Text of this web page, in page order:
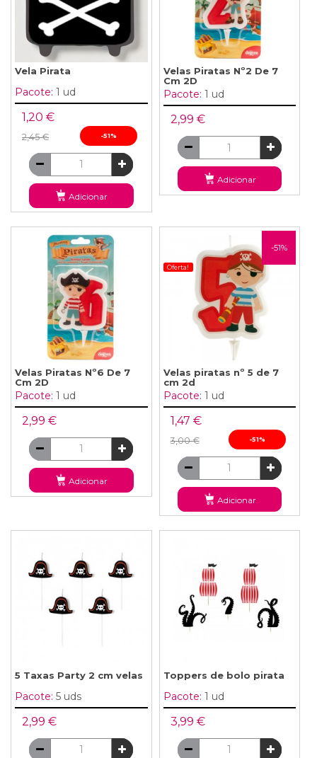
Vela Pirata
Pacote: 1 ud
1,20 €
2,45 € -51%
Adicionar
Velas Piratas Nº2 De 7
Cm 2D
Pacote: 1 ud
2,99 €
Adicionar
Velas Piratas Nº6 De 7
Cm 2D
Pacote: 1 ud
2,99 €
Adicionar
-51%
Oferta!
Velas piratas nº 5 de 7
cm 2d
Pacote: 1 ud
1,47 €
3,00 € -51%
Adicionar
5 Taxas Party 2 cm velas
Pacote: 5 uds
2,99 €
Toppers de bolo pirata
Pacote: 1 ud
3,99 €